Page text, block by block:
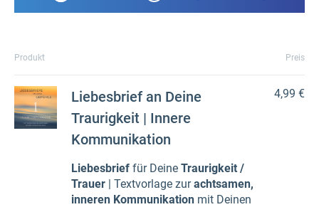
Produkt Preis
Liebesbrief an Deine
Traurigkeit | Innere
Kommunikation
Liebesbrief für Deine Traurigkeit /
Trauer | Textvorlage zurachtsamen,
inneren Kommunikation mit Deinen
4,99 €